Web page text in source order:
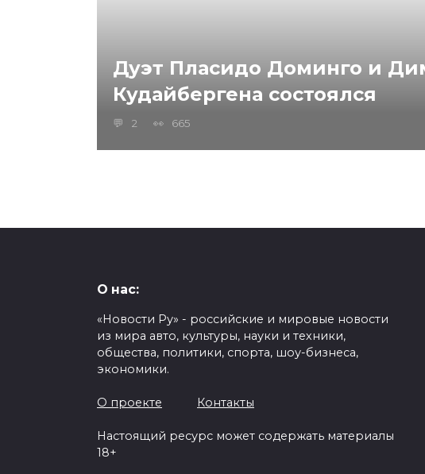
Дуэт Пласидо Доминго и
Кудайбергена состоялся
2 665
О нас:
«Новости Ру» - российские и мировые новости
из мира авто, культуры, науки и техники,
общества, политики, спорта, шоу-бизнеса,
экономики.
О проекте Контакты
Настоящий ресурс может содержать материалы
18+